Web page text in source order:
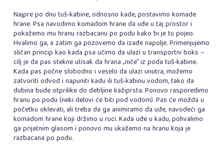
Najpre po dnu tuš-kabine, odnosno kade, postavimo komade
hrane. Psa navodimo komadom hrane da uđe u taj prostor i
pokažemo mu hranu razbacanu po podu kako bi je tu pojeo.
Hvalimo ga, a zatim ga pozovemo da izađe napolje. Primenjujemo
sličan princip kao kada psa učimo da ulazi u transportni boks –
cilj je da pas stekne utisak da hrana „niče” iz poda tuš-kabine.
Kada pas počne slobodno i veselo da ulazi unutra, možemo
zatvoriti odvod i napuniti kadu ili tuš-kabinu vodom, tako da
dubina bude otprilike do debljine kažiprsta. Ponovo rasporedimo
hranu po podu (neki delovi će biti pod vodom). Pas će možda u
početku oklevati, ali treba da ga animiramo da uđe, navodeći ga
komadom hrane koji držimo u ruci. Kada uđe u kadu, pohvalimo
ga prijatnim glasom i ponovo mu ukažemo na hranu koja je
razbacana po podu.